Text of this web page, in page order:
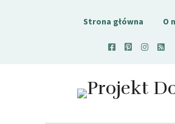
Strona główna O
Projekt Dom